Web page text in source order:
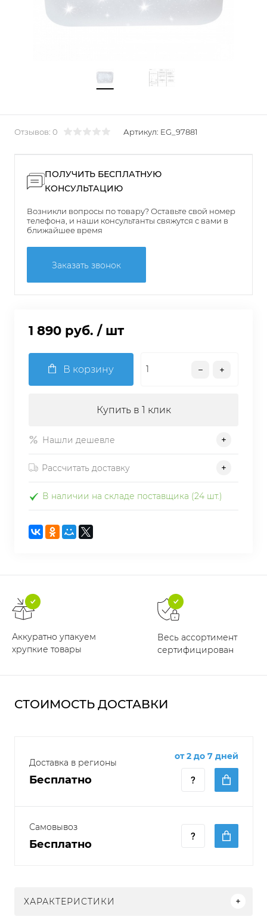
Отзывов: 0 Артикул: EG_97881
ПОЛУЧИТЬ БЕСПЛАТНУЮ
КОНСУЛЬТАЦИЮ
Возникли вопросы по товару? Оставьте свой номер
телефона, и наши консультанты свяжутся с вами в
ближайшее время
Заказать звонок
1 890 руб. / шт
В корзину
Купить в 1 клик
Нашли дешевле
Рассчитать доставку
В наличии на складе поставщика (24 шт.)
Аккуратно упакуем
хрупкие товары
Весь ассортимент
сертифицирован
СТОИМОСТЬ ДОСТАВКИ
Доставка в регионы
Бесплатно
от 2 до 7 дней
Самовывоз
Бесплатно
ХАРАКТЕРИСТИКИ